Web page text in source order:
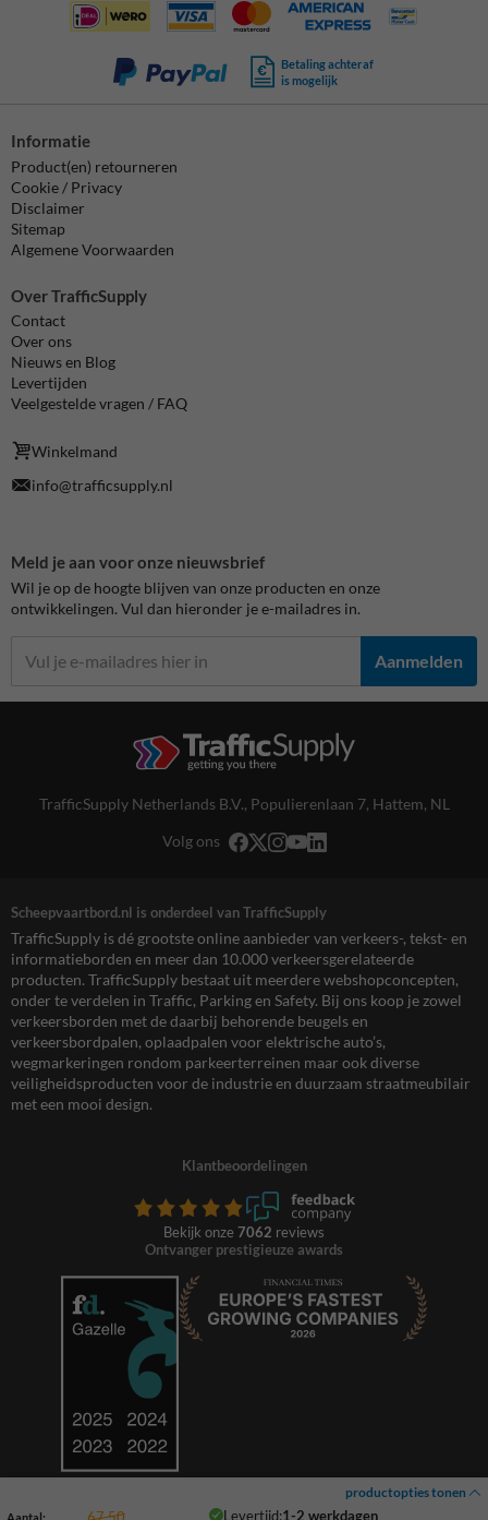
productopties tonen
Aantal: 67,50 Levertijd:1-2 werkdagen
Betaling achteraf
is mogelijk
Informatie
Product(en) retourneren
Cookie / Privacy
Disclaimer
Sitemap
Algemene Voorwaarden
Over TrafficSupply
Contact
Over ons
Nieuws en Blog
Levertijden
Veelgestelde vragen / FAQ
Winkelmand
info@trafficsupply.nl
Meld je aan voor onze nieuwsbrief
Wil je op de hoogte blijven van onze producten en onze
ontwikkelingen. Vul dan hieronder je e-mailadres in.
Aanmelden
TrafficSupply Netherlands B.V., Populierenlaan 7, Hattem, NL
Volg ons
Scheepvaartbord.nl is onderdeel van TrafficSupply
TrafficSupply is dé grootste online aanbieder van verkeers-, tekst- en
informatieborden en meer dan 10.000 verkeersgerelateerde
producten. TrafficSupply bestaat uit meerdere webshopconcepten,
onder te verdelen in Traffic, Parking en Safety. Bij ons koop je zowel
verkeersborden met de daarbij behorende beugels en
verkeersbordpalen, oplaadpalen voor elektrische auto’s,
wegmarkeringen rondom parkeerterreinen maar ook diverse
veiligheidsproducten voor de industrie en duurzaam straatmeubilair
met een mooi design.
Klantbeoordelingen
Bekijk onze 7062 reviews
Ontvanger prestigieuze awards